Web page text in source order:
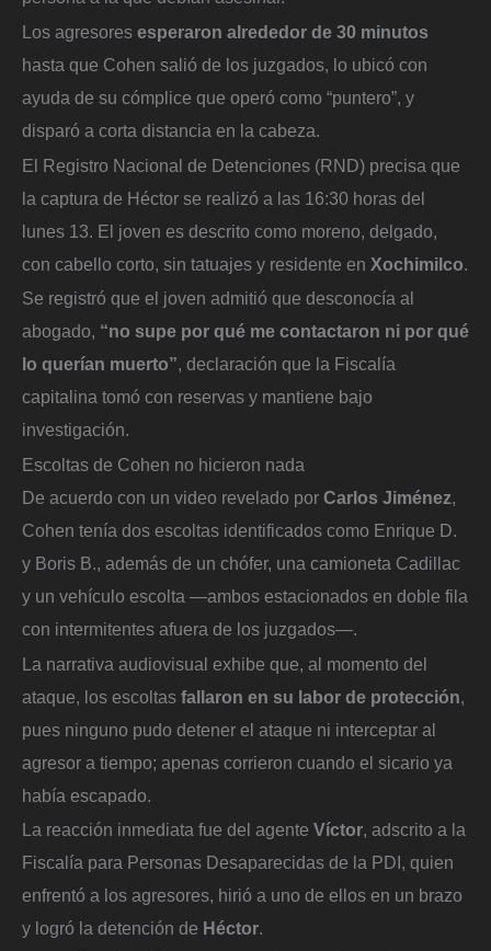
Los agresores esperaron alrededor de 30 minutos
hasta que Cohen salió de los juzgados, lo ubicó con
ayuda de su cómplice que operó como “puntero”, y
disparó a corta distancia en la cabeza.
El Registro Nacional de Detenciones (RND) precisa que
la captura de Héctor se realizó a las 16:30 horas del
lunes 13. El joven es descrito como moreno, delgado,
con cabello corto, sin tatuajes y residente en Xochimilco.
Se registró que el joven admitió que desconocía al
abogado, “no supe por qué me contactaron ni por qué
lo querían muerto”, declaración que la Fiscalía
capitalina tomó con reservas y mantiene bajo
investigación.
Escoltas de Cohen no hicieron nada
De acuerdo con un video revelado por Carlos Jiménez,
Cohen tenía dos escoltas identificados como Enrique D.
y Boris B., además de un chófer, una camioneta Cadillac
y un vehículo escolta —ambos estacionados en doble fila
con intermitentes afuera de los juzgados—.
La narrativa audiovisual exhibe que, al momento del
ataque, los escoltas fallaron en su labor de protección,
pues ninguno pudo detener el ataque ni interceptar al
agresor a tiempo; apenas corrieron cuando el sicario ya
había escapado.
La reacción inmediata fue del agente Víctor, adscrito a la
Fiscalía para Personas Desaparecidas de la PDI, quien
enfrentó a los agresores, hirió a uno de ellos en un brazo
y logró la detención de Héctor.